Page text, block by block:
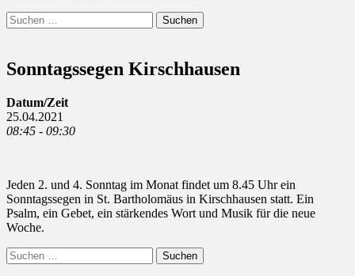
Suchen
Suchen
nach:
Sonntagssegen Kirschhausen
Datum/Zeit
25.04.2021
08:45 - 09:30
Jeden 2. und 4. Sonntag im Monat findet um 8.45 Uhr ein
Sonntagssegen in St. Bartholomäus in Kirschhausen statt. Ein
Psalm, ein Gebet, ein stärkendes Wort und Musik für die neue
Woche.
Suchen
nach: